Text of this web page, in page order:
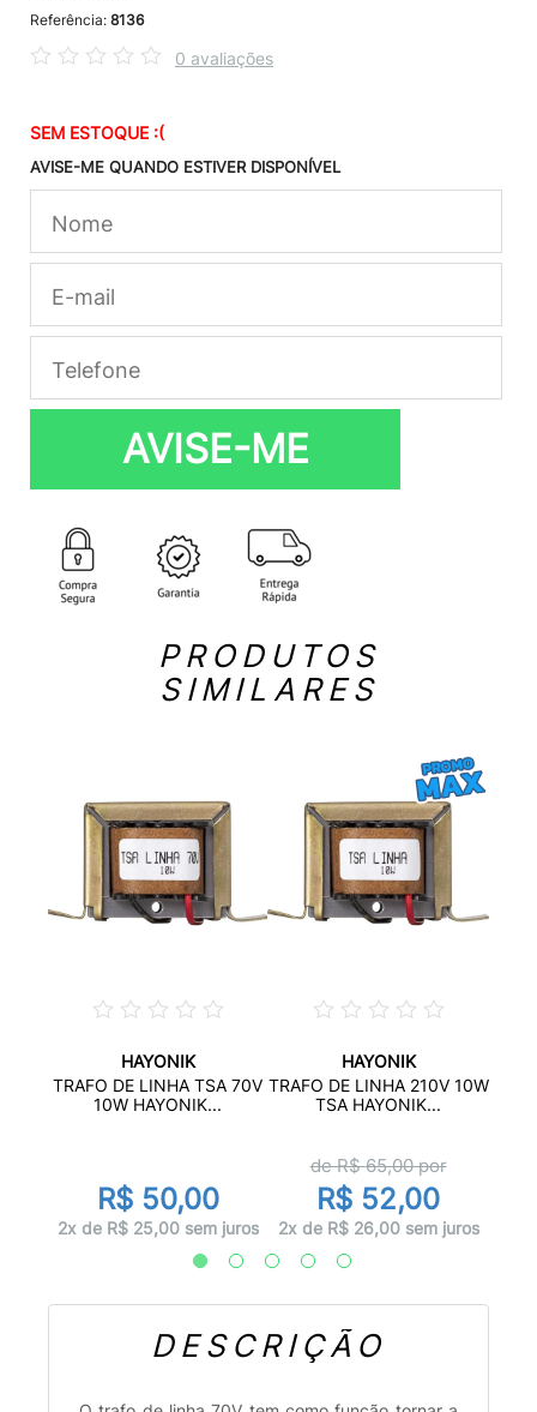
Referência: 8136
0 avaliações
SEM ESTOQUE :(
AVISE-ME QUANDO ESTIVER DISPONÍVEL
AVISE-ME
PRODUTOS
SIMILARES
HAYONIK
TRAFO DE LINHA TSA 70V
10W HAYONIK...
R$ 50,00
2x de R$ 25,00 sem juros
HAYONIK
TRAFO DE LINHA 210V 10W
TSA HAYONIK...
de R$65,00por
R$ 52,00
2x de R$ 26,00 sem juros
DESCRIÇÃO